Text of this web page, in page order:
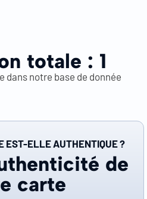
totale : 1
dans notre base de donnée
EST-ELLE AUTHENTIQUE ?
de
carte